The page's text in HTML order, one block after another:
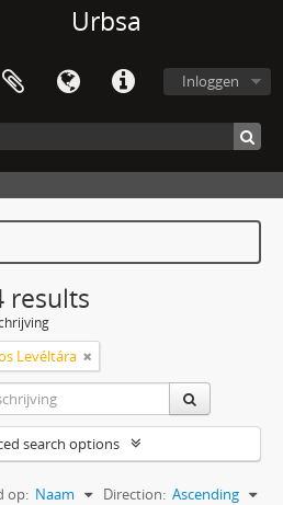
Urbsa
Inloggen
results
Levéltára
search options
op: Naam Direction: Ascending